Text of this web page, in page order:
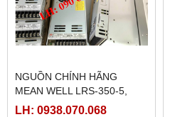
NGUỒN CHÍNH HÃNG
MEAN WELL LRS-350-5,
LRS-350-12, LRS-350-24,
LH: 0938.070.068